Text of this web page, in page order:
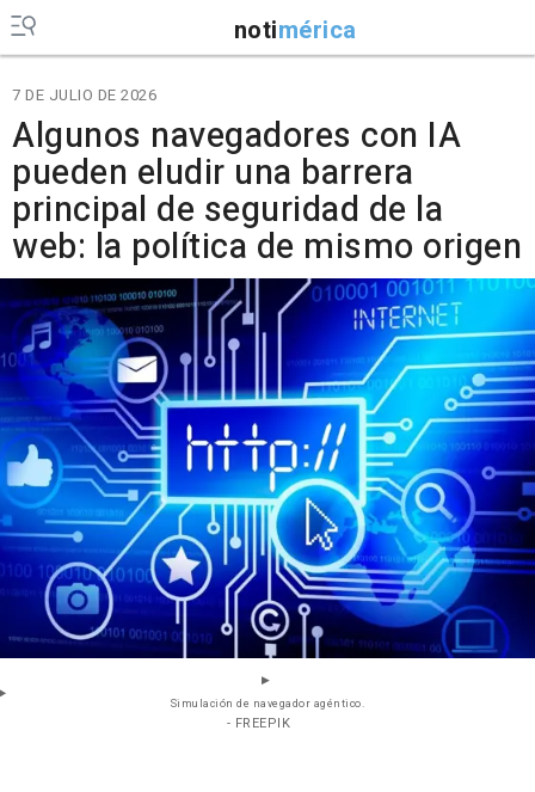
notimérica
7 DE JULIO DE 2026
Algunos navegadores con IA
pueden eludir una barrera
principal de seguridad de la
web: la política de mismo origen
Simulación de navegador agéntico.
- FREEPIK